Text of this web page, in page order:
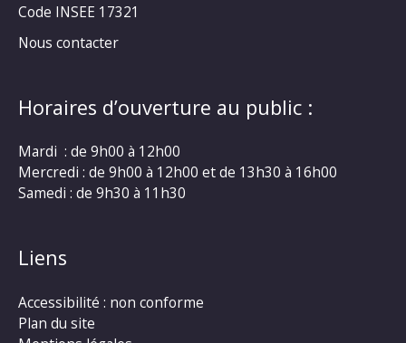
Code INSEE 17321
Nous contacter
Horaires d’ouverture au public :
Mardi : de 9h00 à 12h00
Mercredi : de 9h00 à 12h00 et de 13h30 à 16h00
Samedi : de 9h30 à 11h30
Liens
Accessibilité : non conforme
Plan du site